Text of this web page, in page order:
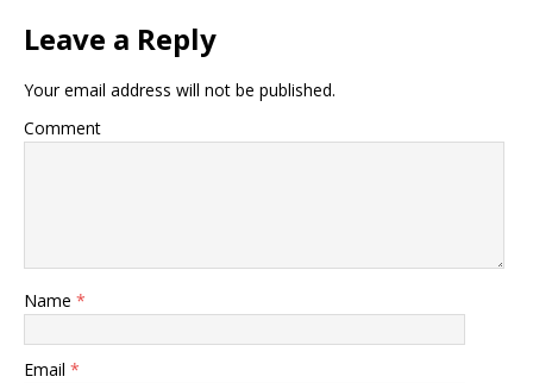
Leave a Reply
Your email address will not be published.
Comment
Name *
Email *